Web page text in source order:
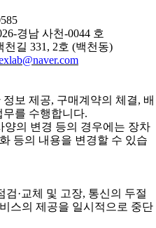
경남 사천-0044 호
천길 331, 2호 (백천동)
정보 제공, 구매계약의 체결, 배
무를 수행합니다.
의 변경 등의 경우에는 장차
등의 내용을 변경할 수 있습
검·교체 및 고장, 통신의 두절
스의 제공을 일시적으로 중단